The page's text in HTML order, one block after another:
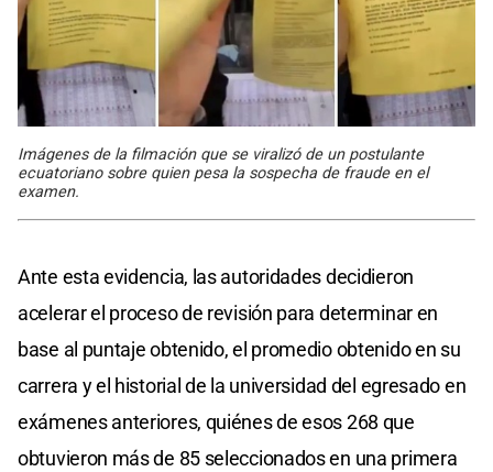
Imágenes de la filmación que se viralizó de un postulante
ecuatoriano sobre quien pesa la sospecha de fraude en el
examen.
Ante esta evidencia, las autoridades decidieron
acelerar el proceso de revisión para determinar en
base al puntaje obtenido, el promedio obtenido en su
carrera y el historial de la universidad del egresado en
exámenes anteriores, quiénes de esos 268 que
obtuvieron más de 85 seleccionados en una primera